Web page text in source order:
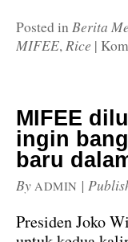
Posted inBerita
MIFEE,Rice |
MIFEE
ingin
baru
By ADMIN |
Presiden Joko